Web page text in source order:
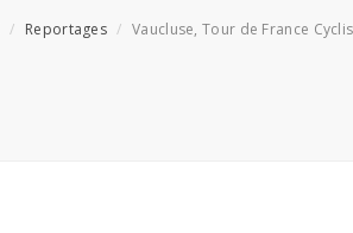
Reportages Vaucluse, Tour de France